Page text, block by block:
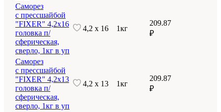
Саморез
с прессшайбой
"FIXER" 4,2х16
головка п/
сферическая,
сверло, 1кг в уп
4,2 х 16 1кг
209.87
₽
Саморез
с прессшайбой
"FIXER" 4,2х13
головка п/
сферическая,
сверло, 1кг в уп
4,2 х 13 1кг
209.87
₽